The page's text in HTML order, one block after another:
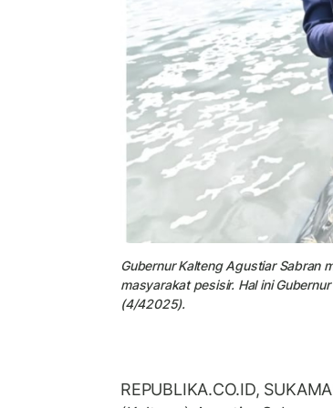
Gubernur Kalteng Agustiar Sabran
masyarakat pesisir. Hal ini
(4/42025).
REPUBLIKA.CO.ID,